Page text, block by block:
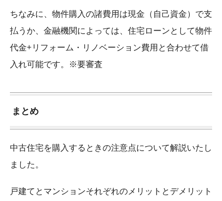
ちなみに、物件購入の諸費用は現金（自己資金）で支
払うか、金融機関によっては、住宅ローンとして物件
代金+リフォーム・リノベーション費用と合わせて借
入れ可能です。※要審査
まとめ
中古住宅を購入するときの注意点について解説いたし
ました。
戸建てとマンションそれぞれのメリットとデメリット